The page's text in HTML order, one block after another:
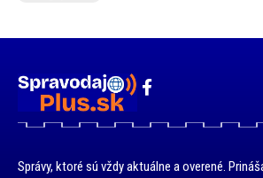
Správy, ktoré sú vždy aktuálne a overené.